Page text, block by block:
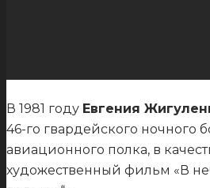
В 1981 году Евгения
46-го гвардейского ночного
авиационного полка, в
художественный фильм «В